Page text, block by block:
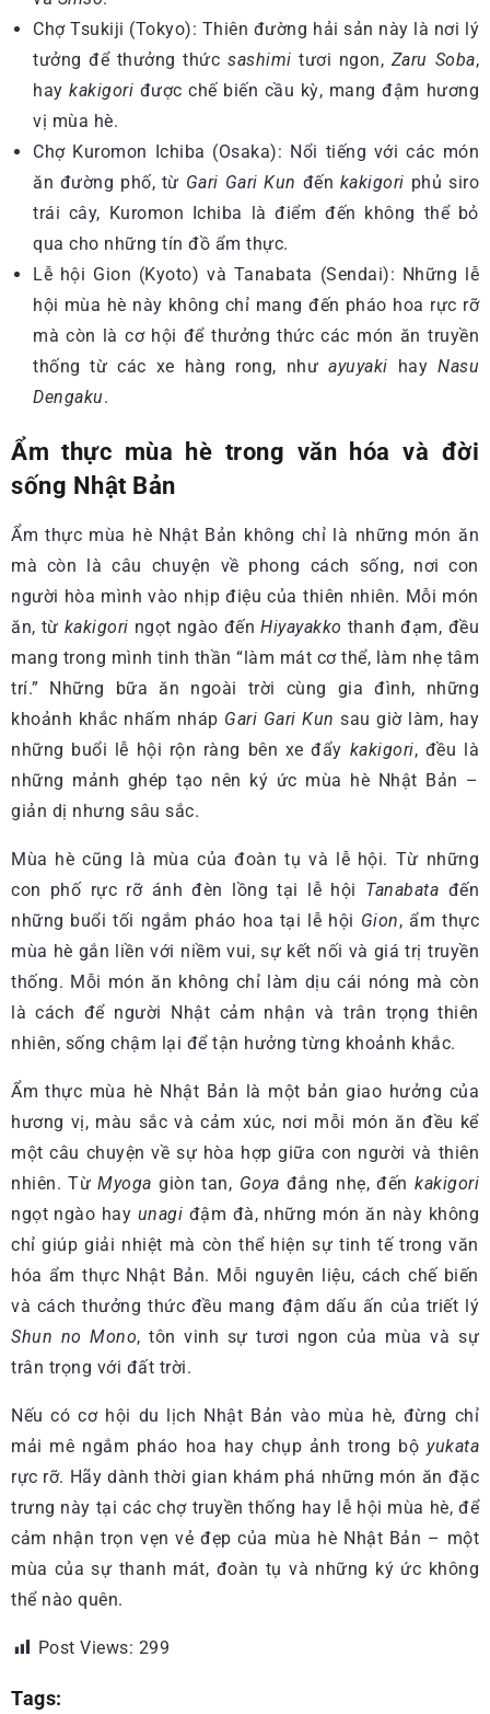
Chợ Tsukiji (Tokyo): Thiên đường hải sản này là nơi lý
tưởng để thưởng thức sashimi tươi ngon, Zaru Soba,
haykakigori được chế biến cầu kỳ, mang đậm hương
vị mùa hè.
Chợ Kuromon Ichiba (Osaka): Nổi tiếng với các món
ăn đường phố, từ Gari Gari Kun đến kakigori phủ siro
trái cây, Kuromon Ichiba là điểm đến không thể bỏ
qua cho những tín đồ ẩm thực.
Lễ hội Gion (Kyoto) và Tanabata (Sendai): Những lễ
hội mùa hè này không chỉ mang đến pháo hoa rực rỡ
mà còn là cơ hội để thưởng thức các món ăn truyền
thống từ các xe hàng rong, nhưayuyaki hayNasu
Dengaku.
Ẩm thực mùa hè trong văn hóa và đời
sống Nhật Bản
Ẩm thực mùa hè Nhật Bản không chỉ là những món ăn
mà còn là câu chuyện về phong cách sống, nơi con
người hòa mình vào nhịp điệu của thiên nhiên. Mỗi món
ăn, từ kakigori ngọt ngào đếnHiyayakko thanh đạm, đều
mang trong mình tinh thần “làm mát cơ thể, làm nhẹ tâm
trí.” Những bữa ăn ngoài trời cùng gia đình, những
khoảnh khắc nhấm nháp Gari Gari Kun sau giờ làm, hay
những buổi lễ hội rộn ràng bên xe đẩy kakigori, đều là
những mảnh ghép tạo nên ký ức mùa hè Nhật Bản –
giản dị nhưng sâu sắc.
Mùa hè cũng là mùa của đoàn tụ và lễ hội. Từ những
con phố rực rỡ ánh đèn lồng tại lễ hội Tanabata đến
những buổi tối ngắm pháo hoa tại lễ hội Gion, ẩm thực
mùa hè gắn liền với niềm vui, sự kết nối và giá trị truyền
thống. Mỗi món ăn không chỉ làm dịu cái nóng mà còn
là cách để người Nhật cảm nhận và trân trọng thiên
nhiên, sống chậm lại để tận hưởng từng khoảnh khắc.
Ẩm thực mùa hè Nhật Bản là một bản giao hưởng của
hương vị, màu sắc và cảm xúc, nơi mỗi món ăn đều kể
một câu chuyện về sự hòa hợp giữa con người và thiên
nhiên. TừMyoga giòn tan, Goya đắng nhẹ, đếnkakigori
ngọt ngào hay unagi đậm đà, những món ăn này không
chỉ giúp giải nhiệt mà còn thể hiện sự tinh tế trong văn
hóa ẩm thực Nhật Bản. Mỗi nguyên liệu, cách chế biến
và cách thưởng thức đều mang đậm dấu ấn của triết lý
Shun no Mono, tôn vinh sự tươi ngon của mùa và sự
trân trọng với đất trời.
Nếu có cơ hội du lịch Nhật Bản vào mùa hè, đừng chỉ
mải mê ngắm pháo hoa hay chụp ảnh trong bộ yukata
rực rỡ. Hãy dành thời gian khám phá những món ăn đặc
trưng này tại các chợ truyền thống hay lễ hội mùa hè, để
cảm nhận trọn vẹn vẻ đẹp của mùa hè Nhật Bản – một
mùa của sự thanh mát, đoàn tụ và những ký ức không
thể nào quên.
Post Views: 299
Tags: